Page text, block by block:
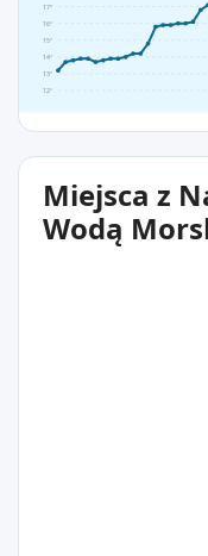
12°
13°
14°
15°
16°
17°
Miejsca z
Wodą